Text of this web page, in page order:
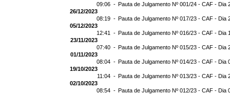
09:06 - Pauta de Julgamento Nº 001/24 - CAF - Dia
26/12/2023
08:19 - Pauta de Julgamento Nº 017/23 - CAF - Dia
05/12/2023
12:41 - Pauta de Julgamento Nº 016/23 - CAF - Dia
23/11/2023
07:40 - Pauta de Julgamento Nº 015/23 - CAF - Dia
01/11/2023
08:04 - Pauta de Julgamento Nº 014/23 - CAF - Dia
19/10/2023
11:04 - Pauta de Julgamento Nº 013/23 - CAF - Dia
02/10/2023
08:54 - Pauta de Julgamento Nº 012/23 - CAF - Dia